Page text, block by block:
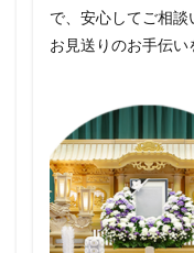
で、安心してご相
お見送りのお手伝い